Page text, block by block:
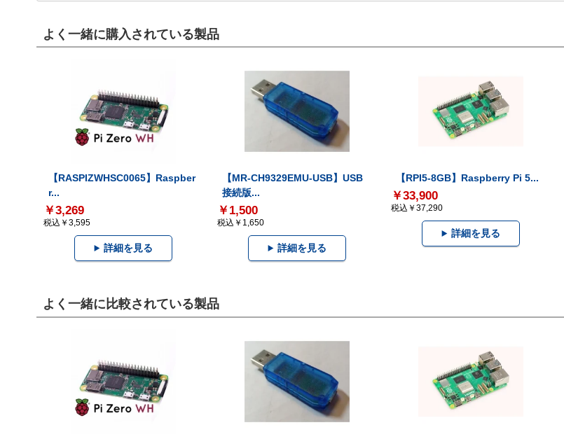
よく一緒に購入されている製品
【RASPIZWHSC0065】Raspber
r...
￥3,269
税込￥3,595
詳細を見る
【MR-CH9329EMU-USB】USB
接続版...
￥1,500
税込￥1,650
詳細を見る
【RPI5-8GB】Raspberry Pi 5...
￥33,900
税込￥37,290
詳細を見る
よく一緒に比較されている製品